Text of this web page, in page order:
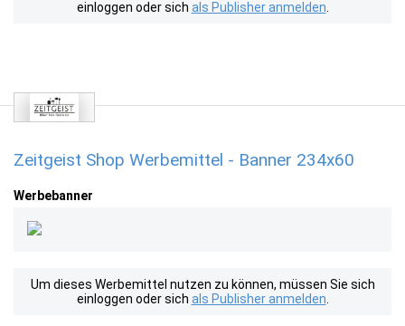
einloggen oder sich als Publisher anmelden
Zeitgeist Shop Werbemittel - Banner 234x60
Werbebanner
Um dieses Werbemittel nutzen zu können, müssen Sie sich
einloggen oder sich als Publisher anmelden